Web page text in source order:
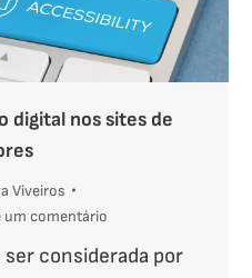
digital nos sites de
Viveiros
um comentário
considerada por